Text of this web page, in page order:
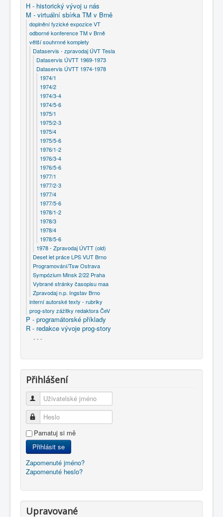
H - historický vývoj u nás
M - virtuální sbírka TM v Brně
doplnění fyzické expozice VT
odborné konference TM v Brně
větší souhrnné komplety
Dataservis - zpravodaj ÚVT Tesla
Dataservis ÚVTT 1969-1973
Dataservis ÚVTT 1974-1978
1974/1
1974/2
1974/3-4
1974/5-6
1975/1
1975/2-3
1975/4
1975/5-6
1976/1-2
1976/3-4
1976/5-6
1977/1
1977/2-3
1977/4
1977/5-6
1978/1-2
1978/3
1978/4
1978/5-6
1978 - Zpravodaj ÚVTT (old)
Deset let práce LPS VUT Brno
Programování/Tsw Ostrava
Sympózium Minsk 2/22 Praha
Vybrané stránky časopisu maa
Zpravodaj n.p. Ingstav Brno
interní autorské texty - rubriky
prog-story zážitky redaktora ČeV
P - programátorské příklady
R - redakce vývoje prog-story
- - -
Přihlášení
Uživatelské jméno
Heslo
Pamatuj si mě
Přihlásit se
Zapomenuté jméno?
Zapomenuté heslo?
Upravované